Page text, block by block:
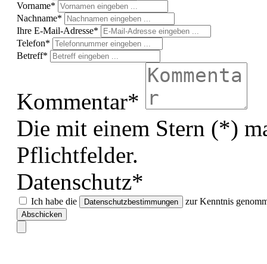
Vorname*
Nachname*
Ihre E-Mail-Adresse*
Telefon*
Betreff*
Kommentar*
Die mit einem Stern (*)
Pflichtfelder.
Datenschutz*
Ich habe die Datenschutzbestimmungen zur Kenntnis
Abschicken